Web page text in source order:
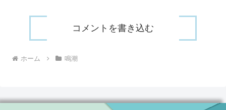
コメントを書き込む
ホーム 鳴潮